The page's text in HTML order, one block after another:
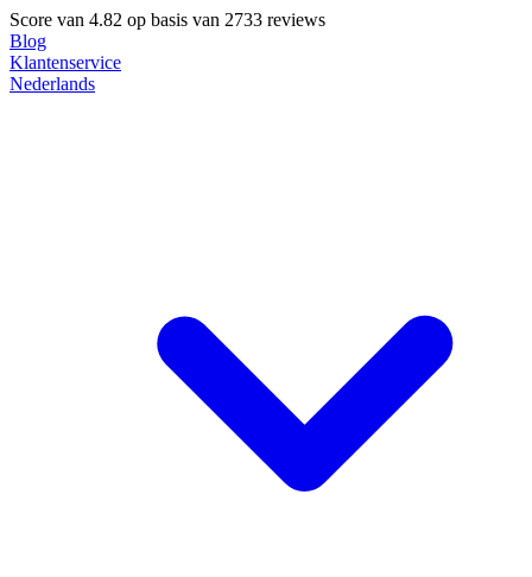
Score van 4.82 op basis van 2733 reviews
Blog
Klantenservice
Nederlands